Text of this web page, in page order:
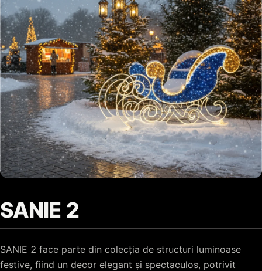
SANIE 2
SANIE 2 face parte din colecția de structuri luminoase
festive, fiind un decor elegant și spectaculos, potrivit